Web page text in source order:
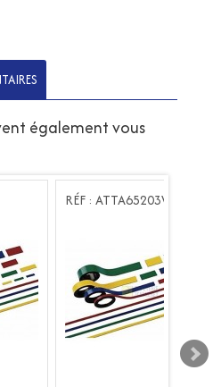
également vous
RÉF : ATTA65203V